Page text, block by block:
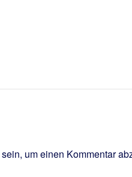
sein, um einen Kommentar